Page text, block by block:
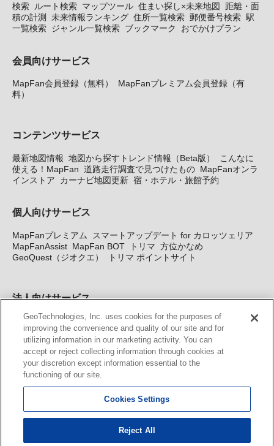
検索 ルート検索 マップツール 住まい探し×未来地図
距離・面
積の計測
未来情報ランキング 住所一覧検索 郵便番号検索 駅
一覧検索 ジャンル一覧検索 ブックマーク おでかけプラン
会員向けサービス
MapFan会員登録（無料）
MapFanプレミアム会員登録（有
料）
コンテンツサービス
最新地図情報 地図から探すトレンド情報（Beta版）
こんなに
使える！MapFan 道路走行調査で見つけたもの MapFanオンラ
インストア
カーナビ地図更新 宿・ホテル・旅館予約
個人向けサービス
MapFanプレミアム
スマートアップデート for カロッツェリア
MapFanAssist MapFan BOT トリマ 方位かなめ
GeoQuest（ジオクエ）
トリマ ポイントサイト
法人向けサービス
法人向け地図・位置情報サービス WEBサイト・システム向け地
図API Windows PC向け地図開発キット MapFan DB 住所確認
サービス
MAP WORLD+ トリマ広告 Geo-Research
カーナビ地図更新サービス
MapFan スマートメンバーズ
KENWOOD MapFan Club
GeoTechnologies, Inc. uses cookies for the purposes of
improving the convenience and quality of our site and for
utilizing information in our marketing activity. You can
accept or reject collecting information through cookies at
your discretion except information essential to the
functioning of our site.
Cookies Settings
Reject All